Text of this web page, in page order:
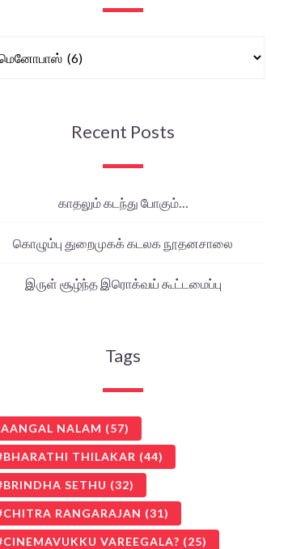
Recent Posts
காதலும் கடந்து போகும்…
கொழும்பு துறைமுகக் கடலக நூதனசாலை
இருள் சூழ்ந்த இரொக்வய் கூட்டமைப்பு
Tags
AANGAL NALAM (57)
BHARATHI THILAKAR (44)
BRINDHA SETHU (32)
CHITRA RANGARAJAN (31)
CINEMAVUKKU VAREEGALA? (25)